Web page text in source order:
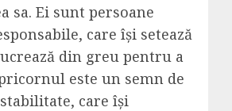
sa. Ei sunt persoane
care își setează
din greu pentru a
este un semn de
care își